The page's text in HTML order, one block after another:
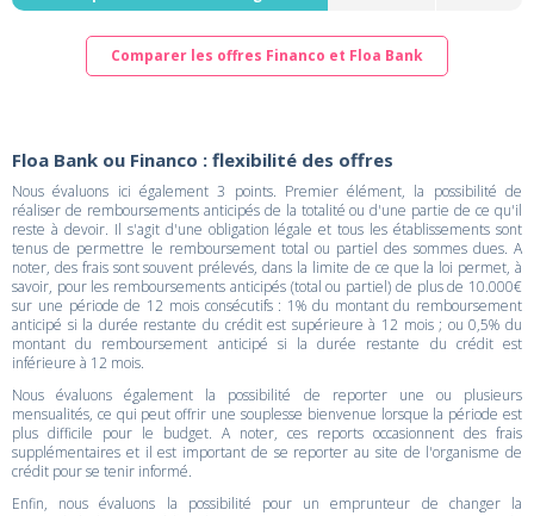
Comparer les offres Financo et Floa Bank
Floa Bank ou Financo : flexibilité des offres
Nous évaluons ici également 3 points. Premier élément, la possibilité de
réaliser de remboursements anticipés de la totalité ou d'une partie de ce qu'il
reste à devoir. Il s'agit d'une obligation légale et tous les établissements sont
tenus de permettre le remboursement total ou partiel des sommes dues. A
noter, des frais sont souvent prélevés, dans la limite de ce que la loi permet, à
savoir, pour les remboursements anticipés (total ou partiel) de plus de 10.000€
sur une période de 12 mois consécutifs : 1% du montant du remboursement
anticipé si la durée restante du crédit est supérieure à 12 mois ; ou 0,5% du
montant du remboursement anticipé si la durée restante du crédit est
inférieure à 12 mois.
Nous évaluons également la possibilité de reporter une ou plusieurs
mensualités, ce qui peut offrir une souplesse bienvenue lorsque la période est
plus difficile pour le budget. A noter, ces reports occasionnent des frais
supplémentaires et il est important de se reporter au site de l'organisme de
crédit pour se tenir informé.
Enfin, nous évaluons la possibilité pour un emprunteur de changer la